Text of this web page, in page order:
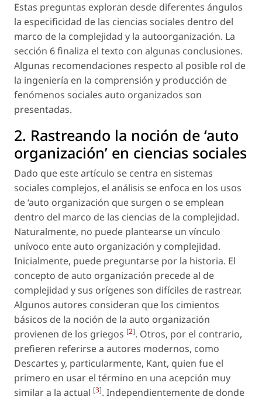
Estas preguntas exploran desde diferentes ángulos
la especificidad de las ciencias sociales dentro del
marco de la complejidad y la autoorganización. La
sección 6 finaliza el texto con algunas conclusiones.
Algunas recomendaciones respecto al posible rol de
la ingeniería en la comprensión y producción de
fenómenos sociales auto organizados son
presentadas.
2. Rastreando la noción de ‘auto
organización’ en ciencias sociales
Dado que este artículo se centra en sistemas
sociales complejos, el análisis se enfoca en los usos
de ‘auto organización que surgen o se emplean
dentro del marco de las ciencias de la complejidad.
Naturalmente, no puede plantearse un vínculo
unívoco ente auto organización y complejidad.
Inicialmente, puede preguntarse por la historia. El
concepto de auto organización precede al de
complejidad y sus orígenes son difíciles de rastrear.
Algunos autores consideran que los cimientos
básicos de la noción de la auto organización
provienen de los griegos [2]. Otros, por el contrario,
prefieren referirse a autores modernos, como
Descartes y, particularmente, Kant, quien fue el
primero en usar el término en una acepción muy
similar a la actual [3]. Independientemente de donde